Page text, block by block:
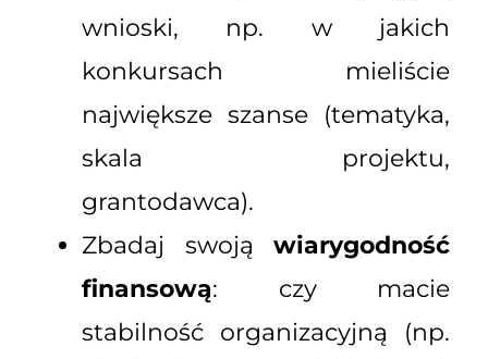
wnioski, np. w jakich
konkursach mieliście
największe szanse (tematyka,
skala projektu,
grantodawca).
Zbadaj swoją wiarygodność
finansową: czy macie
stabilność organizacyjną (np.